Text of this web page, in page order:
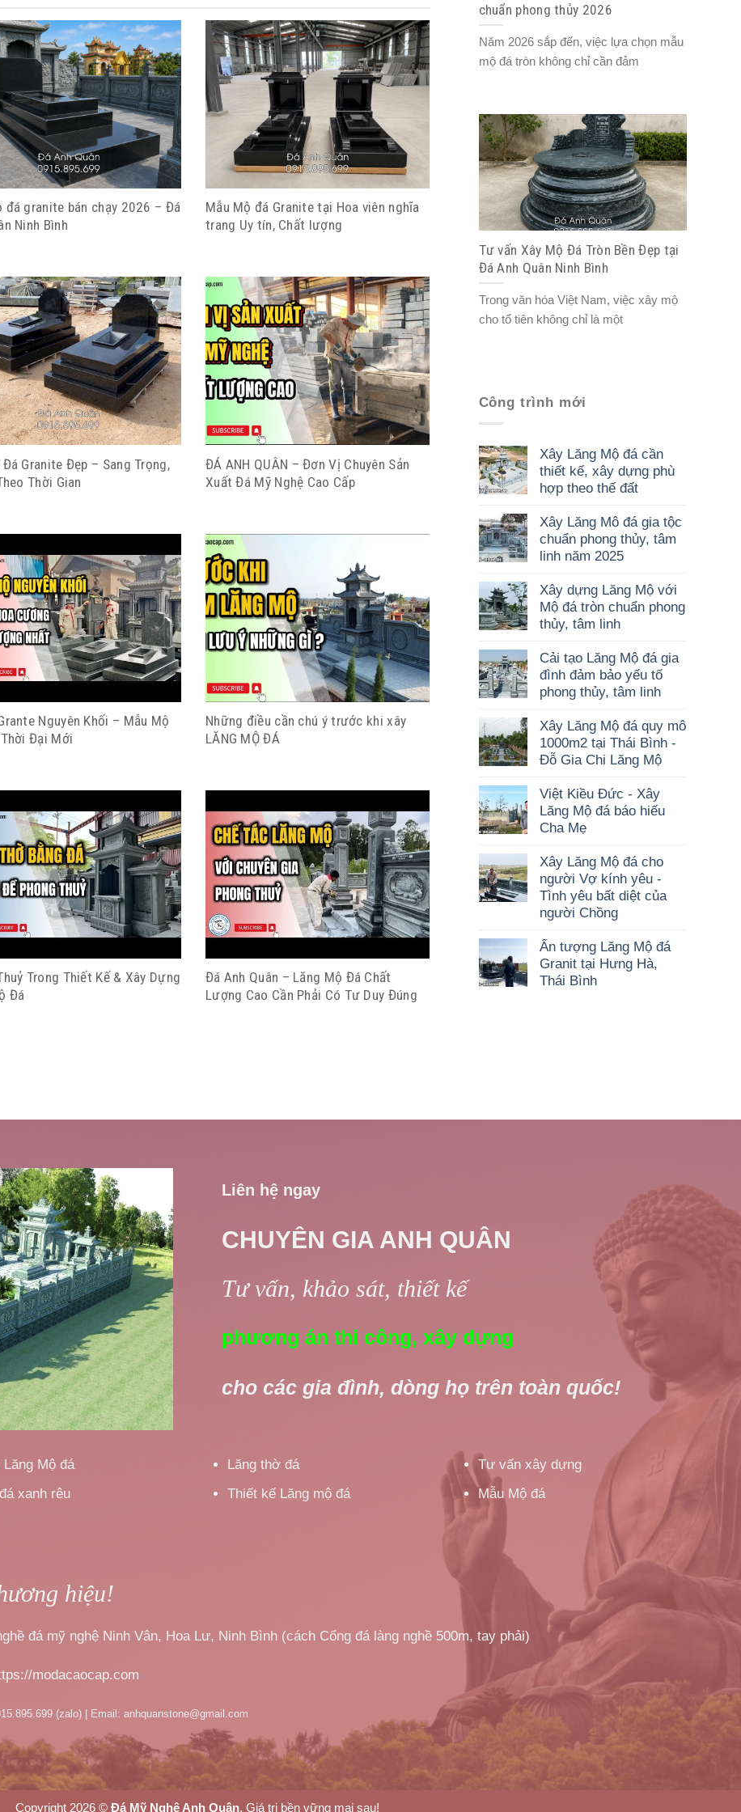
đá granite bán chạy 2026 – Đá
Ninh Bình
Mẫu Mộ đá Granite tại Hoa viên nghĩa
trang Uy tín, Chất lượng
Granite Đẹp – Sang Trọng,
Thời Gian
ĐÁ ANH QUÂN – Đơn Vị Chuyên Sản
Xuất Đá Mỹ Nghệ Cao Cấp
Nguyên Khối – Mẫu Mộ
Đại Mới
Những điều cần chú ý trước khi xây
LĂNG MỘ ĐÁ
Trong Thiết Kế & Xây Dựng
Đá
Đá Anh Quân – Lăng Mộ Đá Chất
Lượng Cao Cần Phải Có Tư Duy Đúng
chuẩn phong thủy 2026
Năm 2026 sắp đến, việc lựa chọn mẫu
mộ đá tròn không chỉ cần đảm
Tư vấn Xây Mộ Đá Tròn Bền Đẹp tại
Đá Anh Quân Ninh Bình
Trong văn hóa Việt Nam, việc xây mộ
cho tổ tiên không chỉ là một
Công trình mới
Xây Lăng Mộ đá cần
thiết kế, xây dựng phù
hợp theo thế đất
Xây Lăng Mô đá gia tộc
chuẩn phong thủy, tâm
linh năm 2025
Xây dựng Lăng Mộ với
Mộ đá tròn chuẩn phong
thủy, tâm linh
Cải tạo Lăng Mộ đá gia
đình đảm bảo yếu tố
phong thủy, tâm linh
Xây Lăng Mộ đá quy mô
1000m2 tại Thái Bình -
Đỗ Gia Chi Lăng Mộ
Việt Kiều Đức - Xây
Lăng Mộ đá báo hiếu
Cha Mẹ
Xây Lăng Mộ đá cho
người Vợ kính yêu -
Tình yêu bất diệt của
người Chồng
Ấn tượng Lăng Mộ đá
Granit tại Hưng Hà,
Thái Bình
Liên hệ ngay
CHUYÊN GIA ANH QUÂN
Tư vấn, khảo sát, thiết kế
phương án thi công, xây dựng
cho các gia đình, dòng họ trên toàn quốc!
Lăng Mộ đá
xanh rêu
Lăng thờ đá
Thiết kế Lăng mộ đá
Tư vấn xây dựng
Mẫu Mộ đá
hiệu!
đá mỹ nghệ Ninh Vân, Hoa Lư, Ninh Bình (cách Cổng đá làng nghề 500m, tay phải)
modacaocap.com
(zalo) | Email: anhquanstone@gmail.com
Copyright 2026 © Đá Mỹ Nghệ Anh Quân, Giá trị bền vững mai sau!